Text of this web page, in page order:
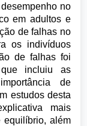
no
em adultos e
de falhas no
os indivíduos
de falhas foi
incluiu as
de
estudos desta
mais
equilíbrio, além